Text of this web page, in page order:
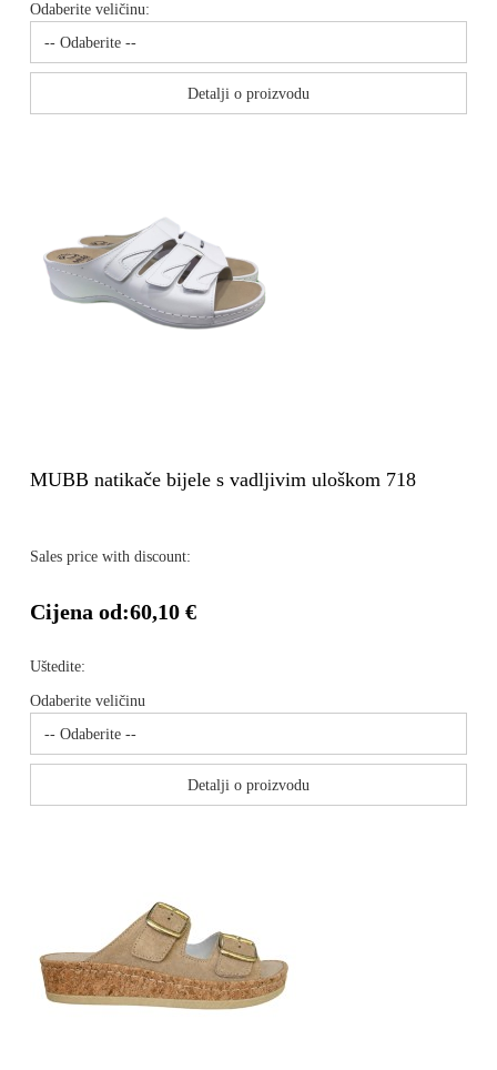
Odaberite veličinu:
Detalji o proizvodu
MUBB natikače bijele s vadljivim uloškom 718
Sales price with discount:
Cijena od:60,10 €
Uštedite:
Odaberite veličinu
Detalji o proizvodu